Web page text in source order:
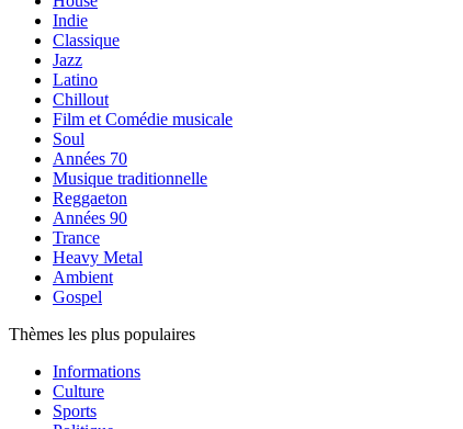
Indie
Classique
Jazz
Latino
Chillout
Film et Comédie musicale
Soul
Années 70
Musique traditionnelle
Reggaeton
Années 90
Trance
Heavy Metal
Ambient
Gospel
Thèmes les plus populaires
Informations
Culture
Sports